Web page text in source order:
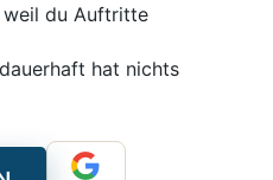
weil du Auftritte
hat nichts